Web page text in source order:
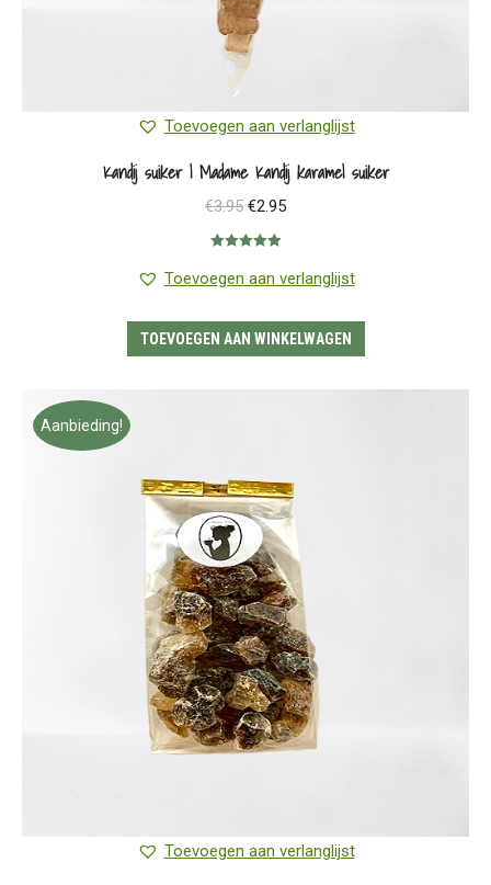
Toevoegen aan verlanglijst
Kandij suiker | Madame Kandij karamel suiker
€3.95 Oorspronkelijke
prijs
€2.95Huidige
€2.95.
5.00 uit 5
Toevoegen aan verlanglijst
TOEVOEGEN AAN WINKELWAGEN
Aanbieding!
Toevoegen aan verlanglijst